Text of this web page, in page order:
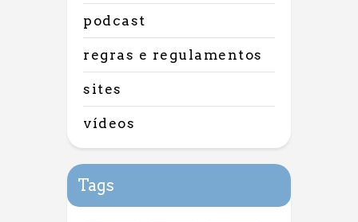
podcast
regras e regulamentos
sites
vídeos
Tags